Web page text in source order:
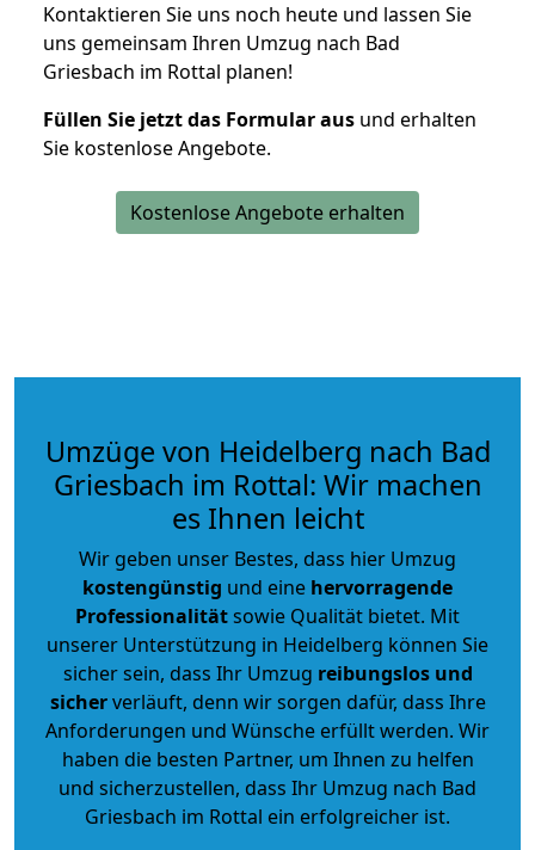
Kontaktieren Sie uns noch heute und lassen Sie
uns gemeinsam Ihren Umzug nach Bad
Griesbach im Rottal planen!
Füllen Sie jetzt das Formular aus und erhalten
Sie kostenlose Angebote.
Kostenlose Angebote erhalten
Umzüge von Heidelberg nach Bad
Griesbach im Rottal: Wir machen
es Ihnen leicht
Wir geben unser Bestes, dass hier Umzug
kostengünstig und eine hervorragende
Professionalitätsowie Qualität bietet. Mit
unserer Unterstützung in Heidelberg können Sie
sicher sein, dass Ihr Umzug reibungslos und
sicherverläuft, denn wir sorgen dafür, dass Ihre
Anforderungen und Wünsche erfüllt werden. Wir
haben die besten Partner, um Ihnen zu helfen
und sicherzustellen, dass Ihr Umzug nach Bad
Griesbach im Rottal ein erfolgreicher ist.